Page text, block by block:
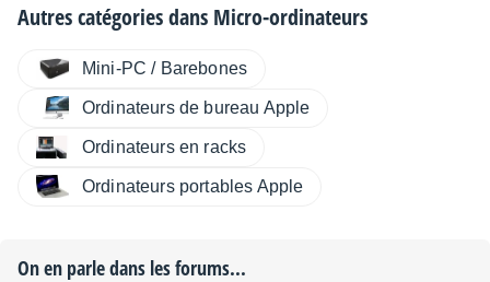
Autres catégories dans Micro-ordinateurs
Mini-PC / Barebones
Ordinateurs de bureau Apple
Ordinateurs en racks
Ordinateurs portables Apple
On en parle dans les forums...